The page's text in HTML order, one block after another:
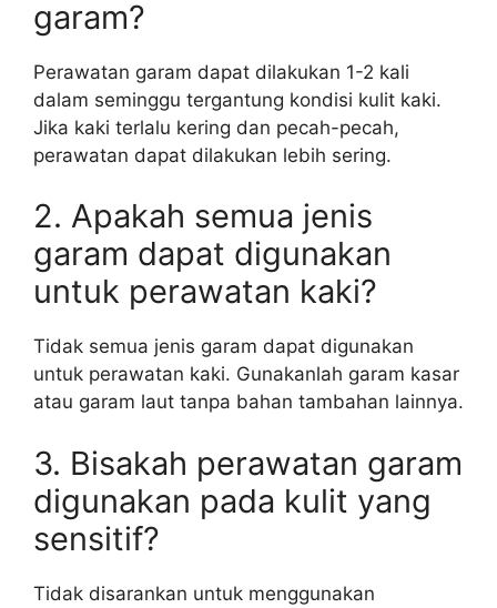
garam?
Perawatan garam dapat dilakukan 1-2 kali
dalam seminggu tergantung kondisi kulit kaki.
Jika kaki terlalu kering dan pecah-pecah,
perawatan dapat dilakukan lebih sering.
2. Apakah semua jenis
garam dapat digunakan
untuk perawatan kaki?
Tidak semua jenis garam dapat digunakan
untuk perawatan kaki. Gunakanlah garam kasar
atau garam laut tanpa bahan tambahan lainnya.
3. Bisakah perawatan garam
digunakan pada kulit yang
sensitif?
Tidak disarankan untuk menggunakan